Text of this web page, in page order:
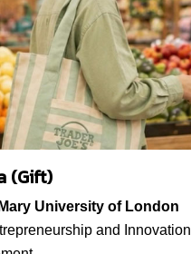
(Gift)
University of London
and Innovation